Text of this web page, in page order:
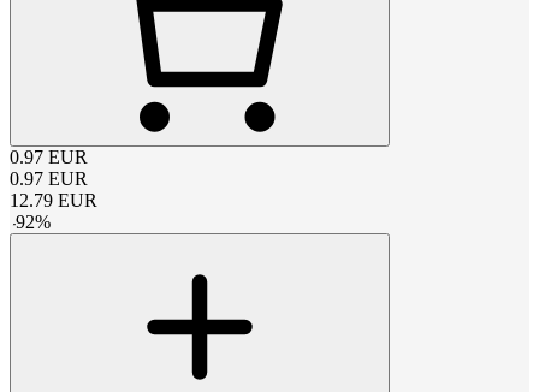
0.97 EUR
0.97 EUR
12.79 EUR
-92%